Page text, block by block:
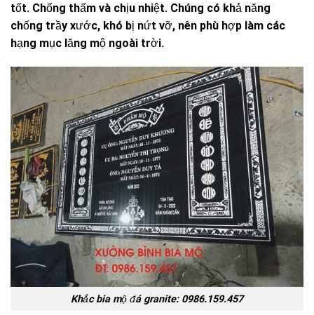
tốt. Chống thấm và chịu nhiệt. Chúng có khả năng
chống trầy xước, khó bị nứt vỡ, nên phù hợp làm các
hạng mục lăng mộ ngoài trời.
Khắc bia mộ đá granite: 0986.159.457